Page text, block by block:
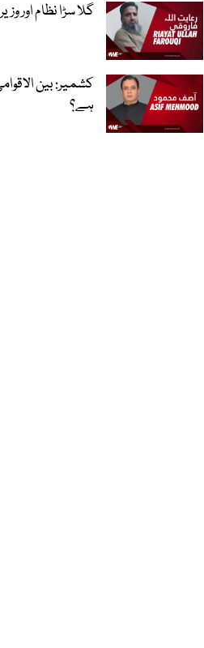
گلا سڑا نظام اور
کشمیر: بین
ہے؟